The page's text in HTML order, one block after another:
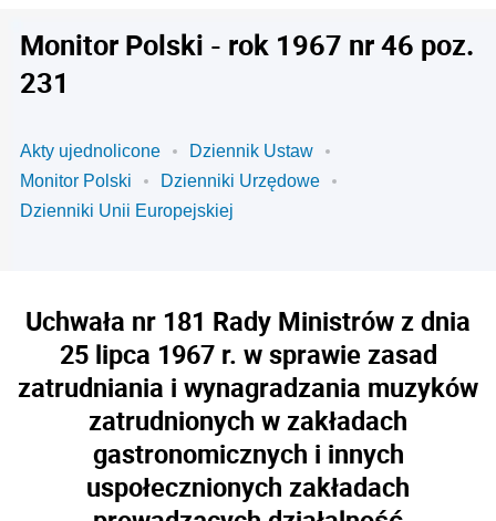
Monitor Polski - rok 1967 nr 46 poz.
231
Akty ujednolicone
Dziennik Ustaw
Monitor Polski
Dzienniki Urzędowe
Dzienniki Unii Europejskiej
Uchwała nr 181 Rady Ministrów z dnia
25 lipca 1967 r. w sprawie zasad
zatrudniania i wynagradzania muzyków
zatrudnionych w zakładach
gastronomicznych i innych
uspołecznionych zakładach